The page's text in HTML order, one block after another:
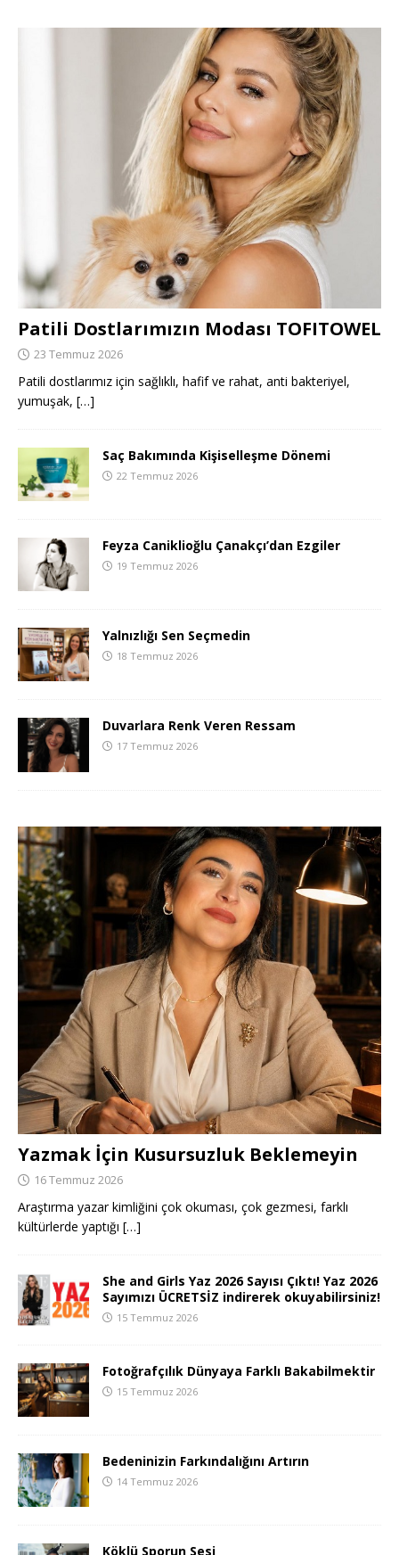
Patili Dostlarımızın Modası TOFITOWEL
23 Temmuz 2026
Patili dostlarımız için sağlıklı, hafif ve rahat, anti bakteriyel,
yumuşak, […]
Saç Bakımında Kişiselleşme Dönemi
22 Temmuz 2026
Feyza Caniklioğlu Çanakçı’dan Ezgiler
19 Temmuz 2026
Yalnızlığı Sen Seçmedin
18 Temmuz 2026
Duvarlara Renk Veren Ressam
17 Temmuz 2026
Yazmak İçin Kusursuzluk Beklemeyin
16 Temmuz 2026
Araştırma yazar kimliğini çok okuması, çok gezmesi, farklı
kültürlerde yaptığı […]
She and Girls Yaz 2026 Sayısı Çıktı! Yaz 2026
Sayımızı ÜCRETSİZ indirerek okuyabilirsiniz!
15 Temmuz 2026
Fotoğrafçılık Dünyaya Farklı Bakabilmektir
15 Temmuz 2026
Bedeninizin Farkındalığını Artırın
14 Temmuz 2026
Köklü Sporun Sesi